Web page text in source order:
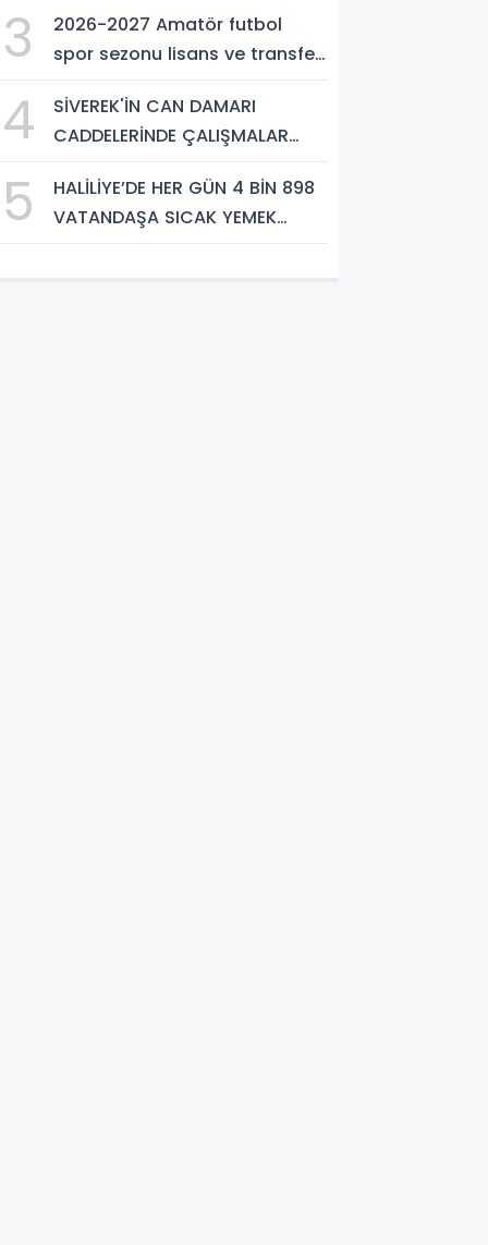
3
2026-2027 Amatör futbol
spor sezonu lisans ve transfer
4
SİVEREK'İN CAN DAMARI
CADDELERİNDE ÇALIŞMALAR
5
HALİLİYE’DE HER GÜN 4 BİN 898
VATANDAŞA SICAK YEMEK